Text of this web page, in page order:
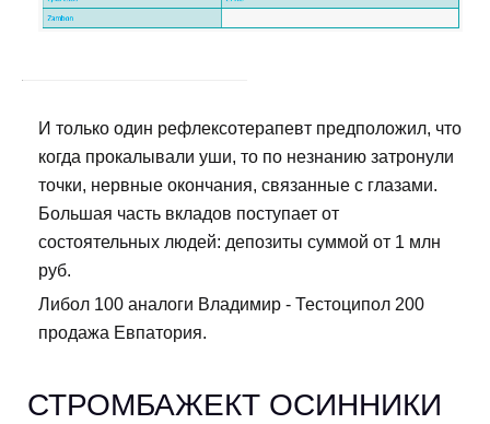
И только один рефлексотерапевт предположил, что
когда прокалывали уши, то по незнанию затронули
точки, нервные окончания, связанные с глазами.
Большая часть вкладов поступает от
состоятельных людей: депозиты суммой от 1 млн
руб.
Либол 100 аналоги Владимир - Тестоципол 200
продажа Евпатория.
СТРОМБАЖЕКТ ОСИННИКИ